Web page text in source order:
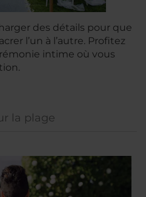
des détails pour que
l’un à l’autre. Profitez
intime où vous
la plage